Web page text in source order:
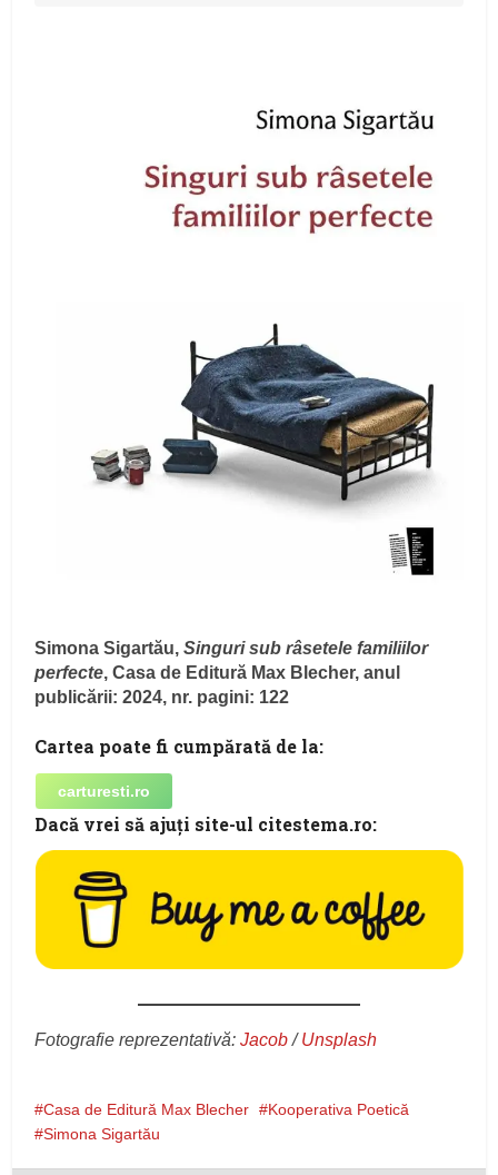
Simona Sigartău,Singuri sub râsetele familiilor
perfecte, Casa de Editură Max Blecher, anul
publicării: 2024, nr. pagini: 122
Cartea poate fi cumpărată de la:
carturesti.ro
Dacă vrei să ajuţi site-ul citestema.ro:
Fotografie reprezentativă:Jacob/Unsplash
Casa de Editură Max Blecher
Kooperativa Poetică
Simona Sigartău